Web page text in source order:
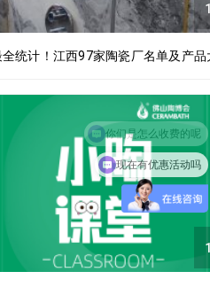
统计！江西97家陶瓷厂名单及产品
现在有优惠活动吗